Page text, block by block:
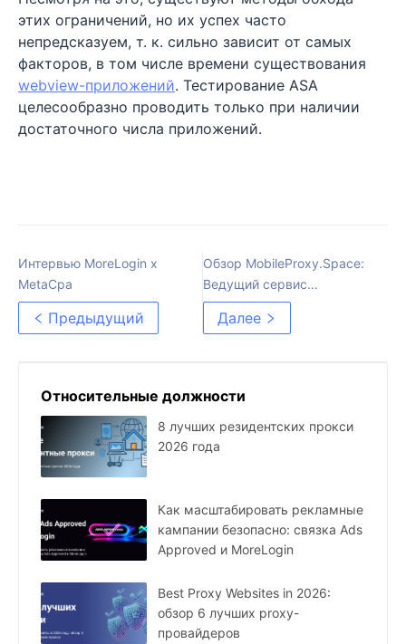
этих ограничений, но их успех часто
непредсказуем, т. к. сильно зависит от самых
факторов, в том числе времени существования
webview-приложений. Тестирование ASA
целесообразно проводить только при наличии
достаточного числа приложений.
Интервью MoreLogin x
MetaCpa
Предыдущий
Обзор MobileProxy.Space:
Ведущий сервис
мобильных прокси с
глобальным охватом
Далее
Относительные должности
8 лучших резидентских прокси
2026 года
Как масштабировать рекламные
кампании безопасно: связка Ads
Approved и MoreLogin
Best Proxy Websites in 2026:
обзор 6 лучших proxy-
провайдеров